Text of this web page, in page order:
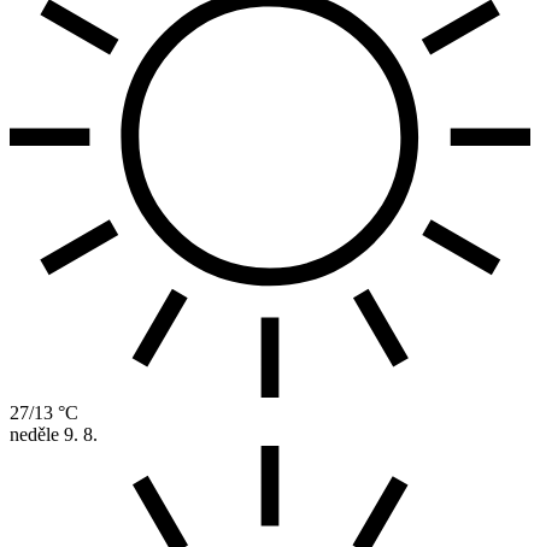
27/13 °C
neděle 9. 8.